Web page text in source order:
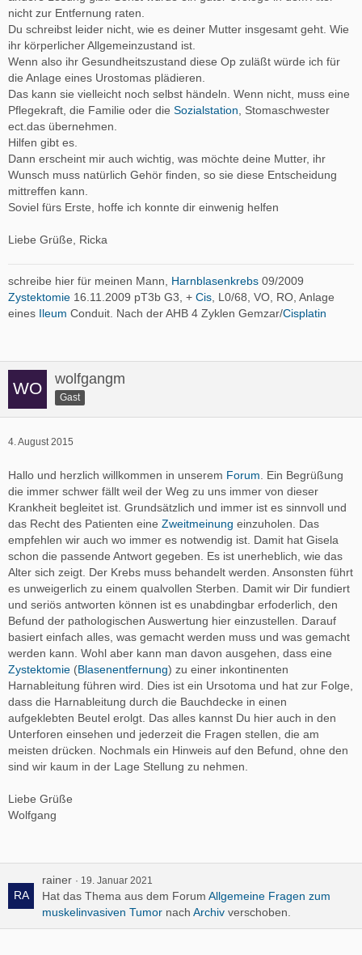
nicht zur Entfernung raten.
Du schreibst leider nicht, wie es deiner Mutter insgesamt geht. Wie
ihr körperlicher Allgemeinzustand ist.
Wenn also ihr Gesundheitszustand diese Op zuläßt würde ich für
die Anlage eines Urostomas plädieren.
Das kann sie vielleicht noch selbst händeln. Wenn nicht, muss eine
Pflegekraft, die Familie oder die Sozialstation , Stomaschwester
ect.das übernehmen.
Hilfen gibt es.
Dann erscheint mir auch wichtig, was möchte deine Mutter, ihr
Wunsch muss natürlich Gehör finden, so sie diese Entscheidung
mittreffen kann.
Soviel fürs Erste, hoffe ich konnte dir einwenig helfen
Liebe Grüße, Ricka
schreibe hier für meinen Mann, Harnblasenkrebs 09/2009
Zystektomie 16.11.2009 pT3b G3, + Cis , L0/68, VO, RO, Anlage
eines Ileum Conduit. Nach der AHB 4 Zyklen Gemzar/Cisplatin
wolfgangm
Gast
4. August 2015
Hallo und herzlich willkommen in unserem Forum . Ein Begrüßung
die immer schwer fällt weil der Weg zu uns immer von dieser
Krankheit begleitet ist. Grundsätzlich und immer ist es sinnvoll und
das Recht des Patienten eine Zweitmeinung einzuholen. Das
empfehlen wir auch wo immer es notwendig ist. Damit hat Gisela
schon die passende Antwort gegeben. Es ist unerheblich, wie das
Alter sich zeigt. Der Krebs muss behandelt werden. Ansonsten führt
es unweigerlich zu einem qualvollen Sterben. Damit wir Dir fundiert
und seriös antworten können ist es unabdingbar erfoderlich, den
Befund der pathologischen Auswertung hier einzustellen. Darauf
basiert einfach alles, was gemacht werden muss und was gemacht
werden kann. Wohl aber kann man davon ausgehen, dass eine
Zystektomie (Blasenentfernung) zu einer inkontinenten
Harnableitung führen wird. Dies ist ein Ursotoma und hat zur Folge,
dass die Harnableitung durch die Bauchdecke in einen
aufgeklebten Beutel erolgt. Das alles kannst Du hier auch in den
Unterforen einsehen und jederzeit die Fragen stellen, die am
meisten drücken. Nochmals ein Hinweis auf den Befund, ohne den
sind wir kaum in der Lage Stellung zu nehmen.
Liebe Grüße
Wolfgang
rainer 19. Januar 2021
Hat das Thema aus dem Forum Allgemeine Fragen zum
muskelinvasiven Tumor nach Archiv verschoben.